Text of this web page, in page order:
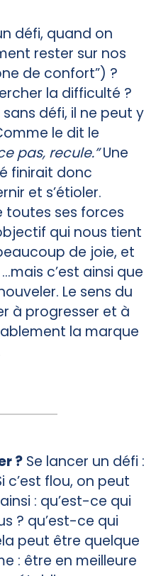
défi, quand on
rester sur nos
de confort”) ?
la difficulté ?
défi, il ne peut y
le dit le
pas, recule.”Une
finirait donc
et s’étioler.
toutes ses forces
qui nous tient
de joie, et
c’est ainsi que
Le sens du
à progresser et à
la marque
? Se lancer un défi :
c’est flou, on peut
: qu’est-ce qui
? qu’est-ce qui
peut être quelque
: être en meilleure